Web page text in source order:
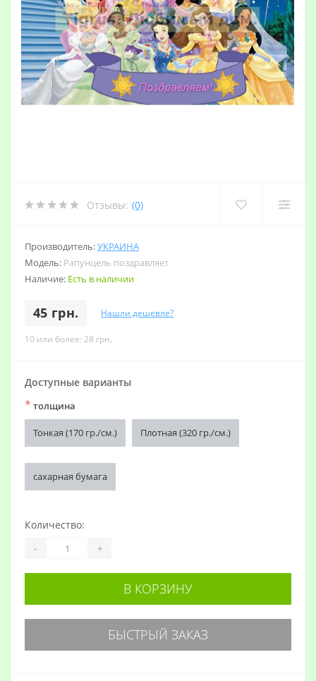
Отзывы: (0)
Производитель:УКРАИНА
Модель: Рапунцель поздравляет
Наличие: Есть в наличии
45 грн. Нашли дешевле?
10 или более: 28 грн.
Доступные варианты
* толщина
Тонкая (170 гр./см.) Плотная (320 гр./см.)
сахарная бумага
Количество:
- +
В КОРЗИНУ
БЫСТРЫЙ ЗАКАЗ